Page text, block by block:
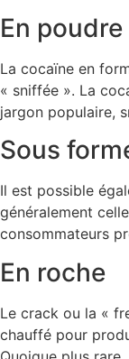
En poudre
La cocaïne en
« sniffée ». La
jargon populaire,
Sous
Il est possible
généralement
consommateurs
En roche
Le crack ou la «
chauffé pour